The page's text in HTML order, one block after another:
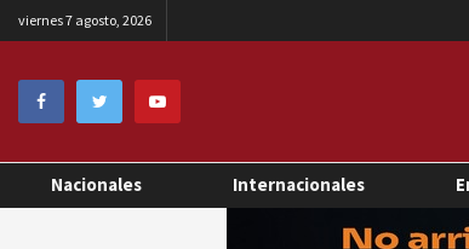
viernes 7 agosto, 2026
Nacionales Internacionales